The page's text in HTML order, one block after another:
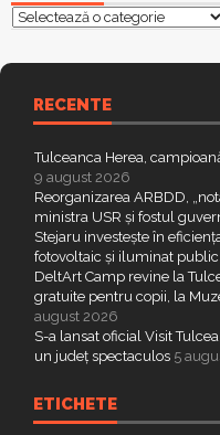
Categorii
RECENTE
Tulceanca Herea,
9 august 2026
Reorganizarea ARBDD,
ministra USR și fostul
Stejaru investește în
fotovoltaic și iluminat
DeltArt Camp revine la
gratuite pentru copii, la
august 2026
S-a lansat oficial Visit
un județ spectaculos 5
ETICHETE